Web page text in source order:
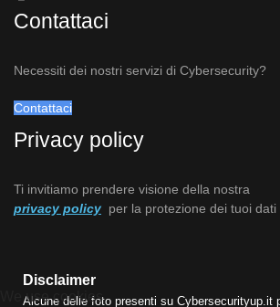
Contattaci
Necessiti dei nostri servizi di Cybersecurity?
Contattaci
Privacy policy
Ti invitiamo prendere visione della nostra
privacy policy per la protezione dei tuoi dati
Disclaimer
Alcune delle foto presenti su Cybersecurityup.it
We use cookies